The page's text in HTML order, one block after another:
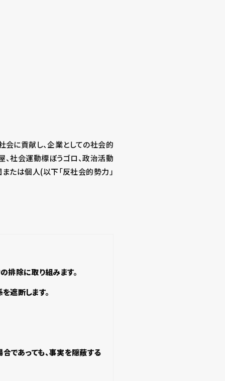
会に貢献し、企業としての社会的
、社会運動標ぼうゴロ、政治活動
たは個人(以下「反社会的勢力」
排除に取り組みます。
遮断します。
であっても、事実を隠蔽する